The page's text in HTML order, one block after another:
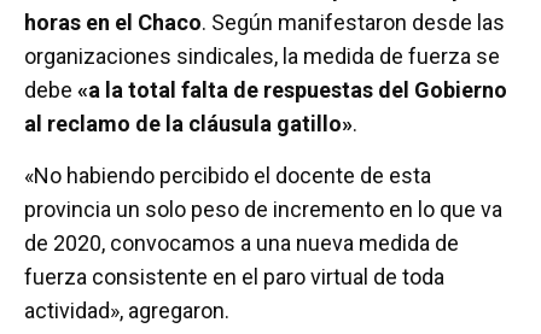
b
o
o
k
er s
A
p
p
p
ar
tir
horas en el Chaco. Según manifestaron desde las
organizaciones sindicales, la medida de fuerza se
debe «a la total falta de respuestas del Gobierno
al reclamo de la cláusula gatillo».
«No habiendo percibido el docente de esta
provincia un solo peso de incremento en lo que va
de 2020, convocamos a una nueva medida de
fuerza consistente en el paro virtual de toda
actividad», agregaron.